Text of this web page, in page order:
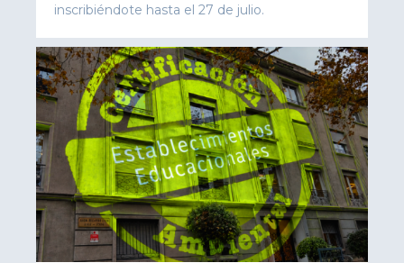
inscribiéndote hasta el 27 de julio.